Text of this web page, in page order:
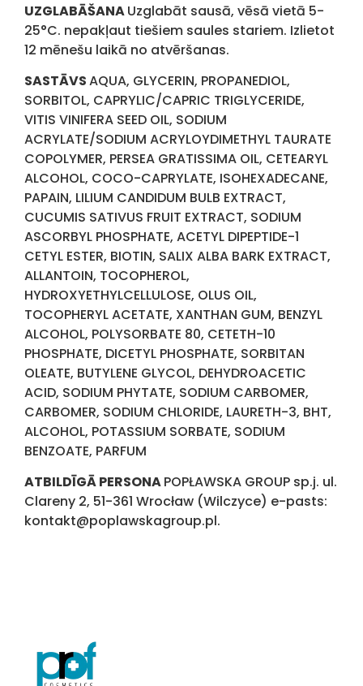
UZGLABĀŠANAUzglabāt sausā, vēsā vietā 5-
25°C. nepakļaut tiešiem saules stariem. Izlietot
12 mēnešu laikā no atvēršanas.
SASTĀVSAQUA, GLYCERIN, PROPANEDIOL,
SORBITOL, CAPRYLIC/CAPRIC TRIGLYCERIDE,
VITIS VINIFERA SEED OIL, SODIUM
ACRYLATE/SODIUM ACRYLOYDIMETHYL TAURATE
COPOLYMER, PERSEA GRATISSIMA OIL, CETEARYL
ALCOHOL, COCO-CAPRYLATE, ISOHEXADECANE,
PAPAIN, LILIUM CANDIDUM BULB EXTRACT,
CUCUMIS SATIVUS FRUIT EXTRACT, SODIUM
ASCORBYL PHOSPHATE, ACETYL DIPEPTIDE-1
CETYL ESTER, BIOTIN, SALIX ALBA BARK EXTRACT,
ALLANTOIN, TOCOPHEROL,
HYDROXYETHYLCELLULOSE, OLUS OIL,
TOCOPHERYL ACETATE, XANTHAN GUM, BENZYL
ALCOHOL, POLYSORBATE 80, CETETH-10
PHOSPHATE, DICETYL PHOSPHATE, SORBITAN
OLEATE, BUTYLENE GLYCOL, DEHYDROACETIC
ACID, SODIUM PHYTATE, SODIUM CARBOMER,
CARBOMER, SODIUM CHLORIDE, LAURETH-3, BHT,
ALCOHOL, POTASSIUM SORBATE, SODIUM
BENZOATE, PARFUM
ATBILDĪGĀ PERSONAPOPŁAWSKA GROUP sp.j. ul.
Clareny 2, 51-361 Wrocław (Wilczyce) e-pasts:
kontakt@poplawskagroup.pl.